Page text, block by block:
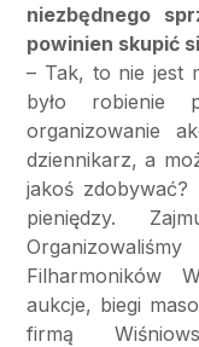
niezbędnego
powinien skupić
– Tak, to nie jest
było robienie
organizowanie
dziennikarz, a
jakoś zdobywać?
pieniędzy.
Filharmoników
aukcje, biegi
firmą